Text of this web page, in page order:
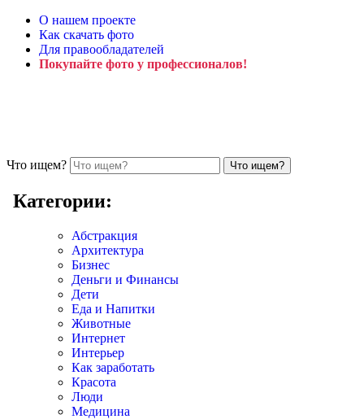
О нашем проекте
Как скачать фото
Для правообладателей
Покупайте фото у профессионалов!
Что ищем?
Категории:
Абстракция
Архитектура
Бизнес
Деньги и Финансы
Дети
Еда и Напитки
Животные
Интернет
Интерьер
Как заработать
Красота
Люди
Медицина